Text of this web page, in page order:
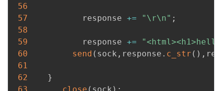
56
57
           response
+= "\r\n" ;
58
59
           response
+=
60
send ( sock , response . c_str ( ) ,
61
62
}